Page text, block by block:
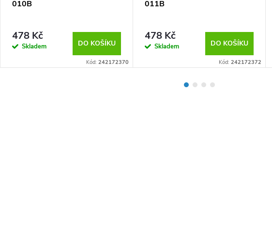
010B
478 Kč
Skladem DO KOŠÍKU
Kód: 242172370
011B
478 Kč
Skladem DO KOŠÍKU
Kód: 242172372